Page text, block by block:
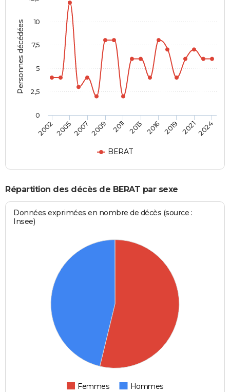
Personnes décédées
BERAT
2002200520072009 2011 2013 2016 2019 20212024
0
2,5
5
7,5
10
Répartition des décès de BERAT par sexe
Données exprimées en nombre de décès (source :
Insee)
Femmes Hommes